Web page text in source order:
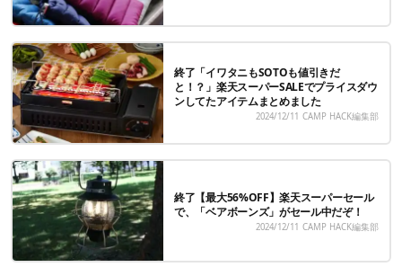
終了「イワタニもSOTOも値引きだ
と！？」楽天スーパーSALEでプライスダウ
ンしてたアイテムまとめました
2024/12/11 CAMP HACK編集部
終了【最大56%OFF】楽天スーパーセール
で、「ベアボーンズ」がセール中だぞ！
2024/12/11 CAMP HACK編集部